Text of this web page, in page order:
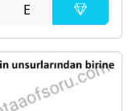
E